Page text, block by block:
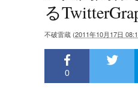
る
不破雷蔵 (2011年10月17日
0